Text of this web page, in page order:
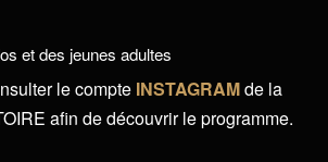
et des jeunes adultes
le compte INSTAGRAMde la
afin de découvrir le programme.